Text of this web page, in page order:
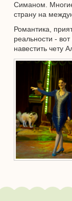
Симаном.
страну на
Романтика,
реальности -
навестить чету